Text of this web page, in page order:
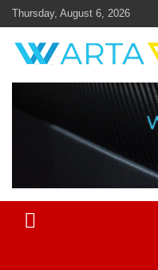
Skip
to
content
Thursday, August 6, 2026
Warta Bogor